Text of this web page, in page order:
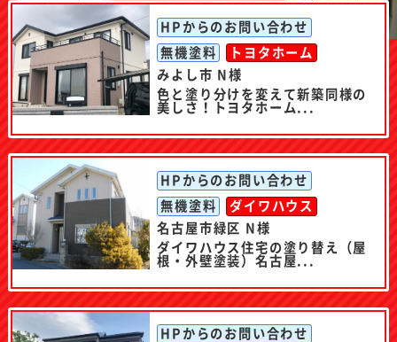
HPからのお問い合わせ
無機塗料
トヨタホーム
みよし市 N様
色と塗り分けを変えて新築同様の
美しさ！トヨタホーム...
HPからのお問い合わせ
無機塗料
ダイワハウス
名古屋市緑区 N様
ダイワハウス住宅の塗り替え（屋
根・外壁塗装）名古屋...
HPからのお問い合わせ